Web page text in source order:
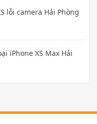
lỗi camera Hải Phòng
iPhone XS Max Hải